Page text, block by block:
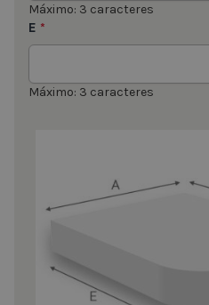
Máximo: 3 caracteres
E *
Máximo: 3 caracteres